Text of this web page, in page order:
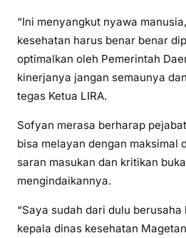
“Ini menyangkut nyawa
kesehatan harus benar benar
optimalkan oleh Pemerintah
kinerjanya jangan semaunya
tegas Ketua LIRA.
Sofyan merasa berharap
bisa melayan dengan maksimal
saran masukan dan kritikan
mengindaikannya.
“Saya sudah dari dulu
kepala dinas kesehatan